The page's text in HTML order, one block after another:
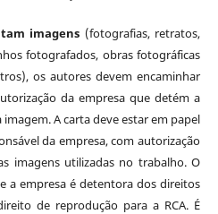
imagens (fotografias, retratos,
fotografados, obras fotográficas
os autores devem encaminhar
da empresa que detém a
A carta deve estar em papel
da empresa, com autorização
imagens utilizadas no trabalho. O
a empresa é detentora dos direitos
de reprodução para a RCA. É